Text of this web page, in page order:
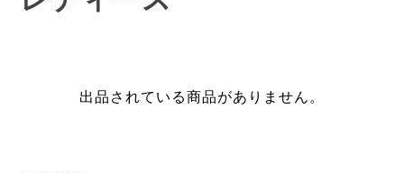
出品されている商品がありません。